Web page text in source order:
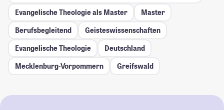
Evangelische Theologie als Master
Master
Berufsbegleitend
Geisteswissenschaften
Evangelische Theologie
Deutschland
Mecklenburg-Vorpommern
Greifswald